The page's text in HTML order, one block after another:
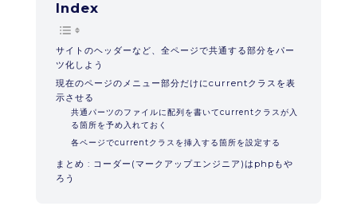
Index
サイトのヘッダーなど、全ページで共通する部分をパー
ツ化しよう
現在のページのメニュー部分だけにcurrentクラスを表
示させる
共通パーツのファイルに配列を書いてcurrentクラスが入
る箇所を予め入れておく
各ページでcurrentクラスを挿入する箇所を設定する
まとめ : コーダー(マークアップエンジニア)はphpもや
ろう